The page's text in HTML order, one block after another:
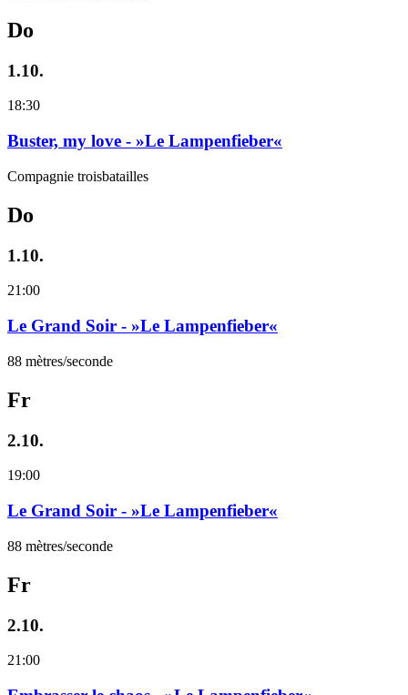
Do
1.10.
18:30
Buster, my love - »Le Lampenfieber«
Compagnie troisbatailles
Do
1.10.
21:00
Le Grand Soir - »Le Lampenfieber«
88 mètres/seconde
Fr
2.10.
19:00
Le Grand Soir - »Le Lampenfieber«
88 mètres/seconde
Fr
2.10.
21:00